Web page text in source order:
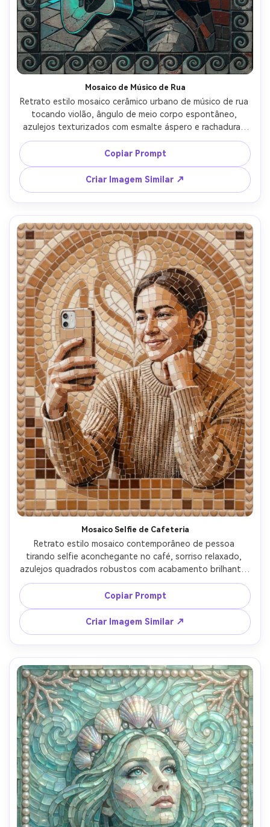
Mosaico de Músico de Rua
Retrato estilo mosaico cerâmico urbano de músico de rua
tocando violão, ângulo de meio corpo espontâneo,
azulejos texturizados com esmalte áspero e rachaduras
sutis, base carvão neutra com destaques neon verde-
água, padrão de parede de tijolo em tesselas, borda
rítmica como ondas sonoras, atmosfera emotiva e urbana,
bordas de azulejo feitas à mão altamente detalhadas,
lente 85mm, profundidade de campo rasa, iluminação
cinematográfica suave --ar 4:5
Copiar Prompt
Criar Imagem Similar ↗
Mosaico Selfie de Cafeteria
Retrato estilo mosaico contemporâneo de pessoa
tirando selfie aconchegante no café, sorriso relaxado,
azulejos quadrados robustos com acabamento brilhante,
paleta de caramelo e moka com destaque cremoso, fundo
swirl latte em tesselas circulares, borda mínima com mini
corações em azulejo, vibe amigável e cotidiana,
espaçamento e contornos de azulejo altamente
detalhados, lente 85mm, profundidade de campo rasa --
ar 4:5
Copiar Prompt
Criar Imagem Similar ↗